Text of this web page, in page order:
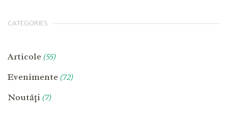
CATEGORIES
Articole (55)
Evenimente (72)
Noutăți (7)